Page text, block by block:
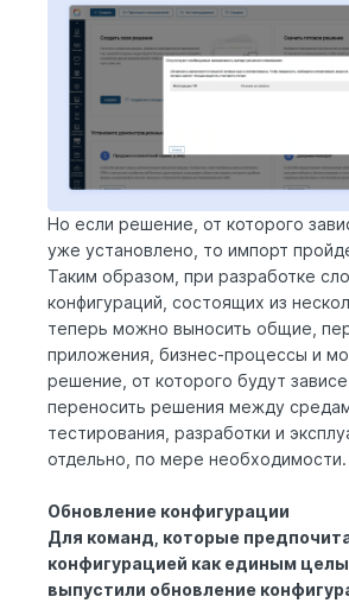
Но если решение, от которого
уже установлено, то импорт
Таким образом, при разработке
конфигураций, состоящих из
теперь можно выносить общие,
приложения, бизнес-процессы и
решение, от которого будут
переносить решения между
тестирования, разработки и
отдельно, по мере необходимости.
Обновление конфигурации
Для команд, которые
конфигурацией как единым
выпустили обновление